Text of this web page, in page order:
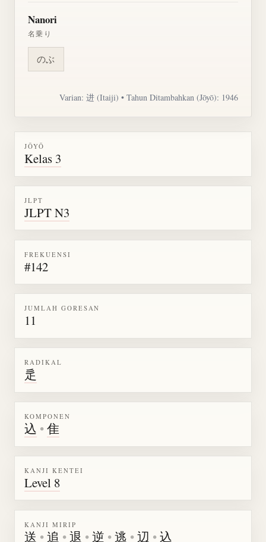
Nanori
名乗り
のぶ
Varian: 进 (Itaiji) • Tahun Ditambahkan (Jōyō): 1946
JŌYŌ
Kelas 3
JLPT
JLPT N3
FREKUENSI
#142
JUMLAH GORESAN
11
RADIKAL
辵
KOMPONEN
込 •隹
KANJI KENTEI
Level 8
KANJI MIRIP
送 •追 •退 •逆 •逃 •辺 •込